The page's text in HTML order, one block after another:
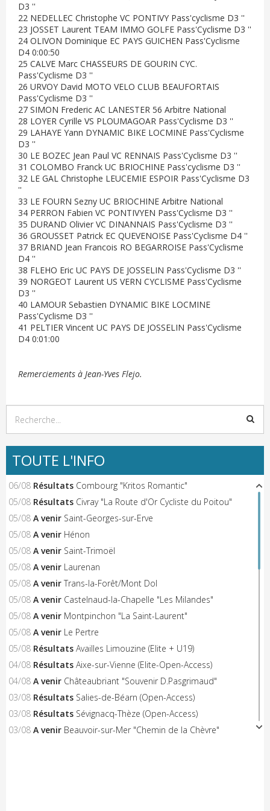
D3 ''
22 NEDELLEC Christophe VC PONTIVY Pass'cyclisme D3 ''
23 JOSSET Laurent TEAM IMMO GOLFE Pass'Cyclisme D3 ''
24 OLIVON Dominique EC PAYS GUICHEN Pass'Cyclisme
D4 0:00:50
25 CALVE Marc CHASSEURS DE GOURIN CYC.
Pass'Cyclisme D3 ''
26 URVOY David MOTO VELO CLUB BEAUFORTAIS
Pass'Cyclisme D3 ''
27 SIMON Frederic AC LANESTER 56 Arbitre National
28 LOYER Cyrille VS PLOUMAGOAR Pass'Cyclisme D3 ''
29 LAHAYE Yann DYNAMIC BIKE LOCMINE Pass'Cyclisme
D3 ''
30 LE BOZEC Jean Paul VC RENNAIS Pass'Cyclisme D3 ''
31 COLOMBO Franck UC BRIOCHINE Pass'cyclisme D3 ''
32 LE GAL Christophe LEUCEMIE ESPOIR Pass'Cyclisme D3
''
33 LE FOURN Sezny UC BRIOCHINE Arbitre National
34 PERRON Fabien VC PONTIVYEN Pass'Cyclisme D3 ''
35 DURAND Olivier VC DINANNAIS Pass'Cyclisme D3 ''
36 GROUSSET Patrick EC QUEVENOISE Pass'Cyclisme D4 ''
37 BRIAND Jean Francois RO BEGARROISE Pass'Cyclisme
D4 ''
38 FLEHO Eric UC PAYS DE JOSSELIN Pass'Cyclisme D3 ''
39 NORGEOT Laurent US VERN CYCLISME Pass'Cyclisme
D3 ''
40 LAMOUR Sebastien DYNAMIC BIKE LOCMINE
Pass'Cyclisme D3 ''
41 PELTIER Vincent UC PAYS DE JOSSELIN Pass'Cyclisme
D4 0:01:00
Remerciements à Jean-Yves Flejo.
TOUTE L'INFO
06/08 Résultats Combourg "Kritos Romantic"
05/08 Résultats Civray "La Route d'Or Cycliste du Poitou"
05/08 A venir Saint-Georges-sur-Erve
05/08 A venir Hénon
05/08 A venir Saint-Trimoël
05/08 A venir Laurenan
05/08 A venir Trans-la-Forêt/Mont Dol
05/08 A venir Castelnaud-la-Chapelle "Les Milandes"
05/08 A venir Montpinchon "La Saint-Laurent"
05/08 A venir Le Pertre
05/08 Résultats Availles Limouzine (Elite + U19)
04/08 Résultats Aixe-sur-Vienne (Elite-Open-Access)
04/08 A venir Châteaubriant "Souvenir D.Pasgrimaud"
03/08 Résultats Salies-de-Béarn (Open-Access)
03/08 Résultats Sévignacq-Thèze (Open-Access)
03/08 A venir Beauvoir-sur-Mer "Chemin de la Chèvre"